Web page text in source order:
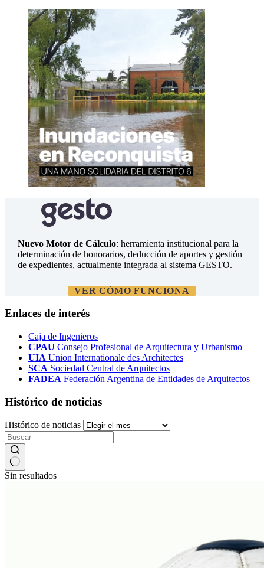
Nuevo Motor de Cálculo: herramienta institucional para la
determinación de honorarios, deducción de aportes y gestión
de expedientes, actualmente integrada al sistema GESTO.
VER CÓMO FUNCIONA
Enlaces de interés
Caja de Ingenieros
CPAU Consejo Profesional de Arquitectura y Urbanismo
UIA Union Internationale des Architectes
SCA Sociedad Central de Arquitectos
FADEA Federación Argentina de Entidades de Arquitectos
Histórico de noticias
Histórico de noticias
Sin resultados